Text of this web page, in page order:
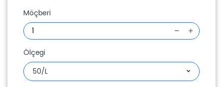
Möçberi
Ölçegi
50/L